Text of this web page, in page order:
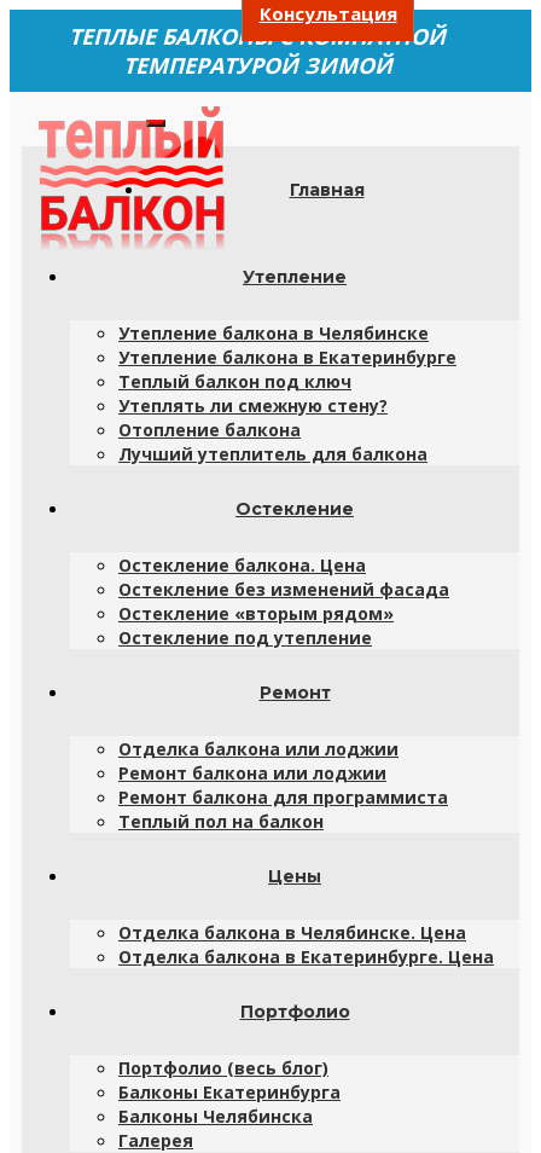
ТЕПЛЫЕ БАЛКОНЫ С КОМНАТНОЙ
ТЕМПЕРАТУРОЙ ЗИМОЙ
Главная
Утепление
Утепление балкона в Челябинске
Утепление балкона в Екатеринбурге
Теплый балкон под ключ
Утеплять ли смежную стену?
Отопление балкона
Лучший утеплитель для балкона
Остекление
Остекление балкона. Цена
Остекление без изменений фасада
Остекление «вторым рядом»
Остекление под утепление
Ремонт
Отделка балкона или лоджии
Ремонт балкона или лоджии
Ремонт балкона для программиста
Теплый пол на балкон
Цены
Отделка балкона в Челябинске. Цена
Отделка балкона в Екатеринбурге. Цена
Портфолио
Портфолио (весь блог)
Балконы Екатеринбурга
Балконы Челябинска
Галерея
Консультация